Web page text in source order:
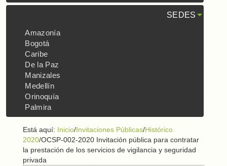
SEDES
Amazonía
Bogotá
Caribe
De la Paz
Manizales
Medellín
Orinoquía
Palmira
Está aquí: Inicio/Invitaciones Públicas/Histórico
2020/OCSP-002-2020 Invitación pública para contratar
la prestación de los servicios de vigilancia y seguridad
privada